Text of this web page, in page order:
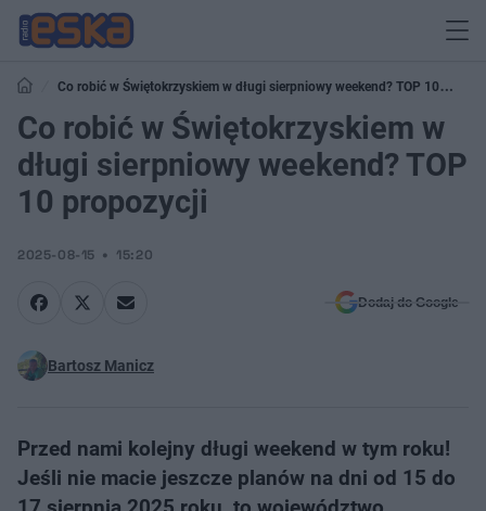
Co robić w Świętokrzyskiem w długi sierpniowy weekend? TOP 10
propozycji
Co robić w Świętokrzyskiem w
długi sierpniowy weekend? TOP
10 propozycji
2025-08-15 15:20
Dodaj do Google
Bartosz Manicz
Przed nami kolejny długi weekend w tym roku!
Jeśli nie macie jeszcze planów na dni od 15 do